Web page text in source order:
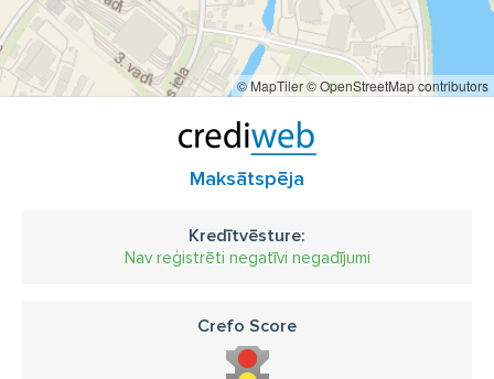
© MapTiler© OpenStreetMap contributors
Maksātspēja
Kredītvēsture:
Nav reģistrēti negatīvi negadījumi
Crefo Score